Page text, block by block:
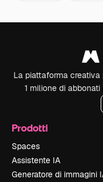
La piattaforma
1 milione di
Prodotti
Spaces
Assistente IA
Generatore di immagini